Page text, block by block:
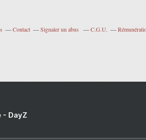
Contact Signaler un abus C.G.U.
- DayZ